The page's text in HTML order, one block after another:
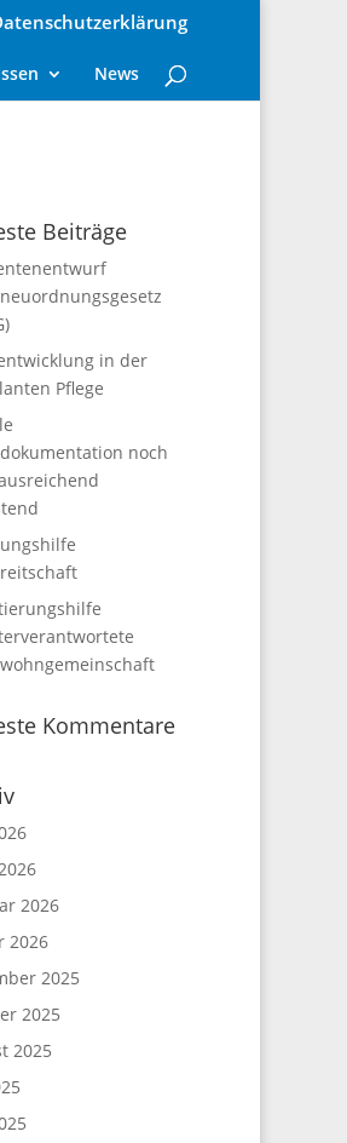
News
Beiträge
in der
Pflege
noch
Kommentare
2026
2026
2025
2025
2025